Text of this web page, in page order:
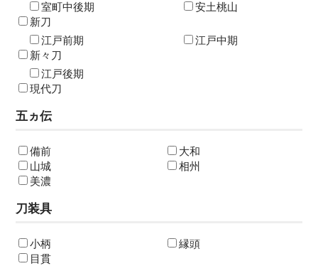
室町中後期
安土桃山
新刀
江戸前期
江戸中期
新々刀
江戸後期
現代刀
五ヵ伝
備前
大和
山城
相州
美濃
刀装具
小柄
縁頭
目貫